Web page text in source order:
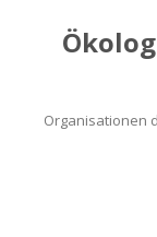
Organisationen